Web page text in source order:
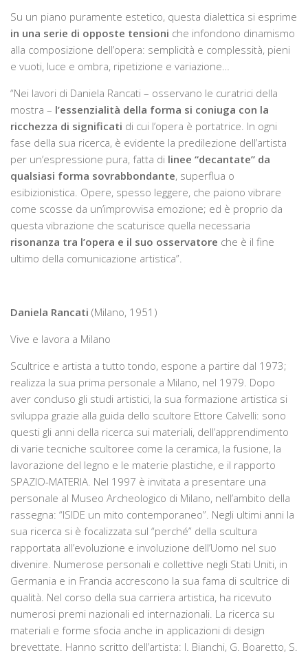
Su un piano puramente estetico, questa dialettica si esprime
in una serie di opposte tensioni che infondono dinamismo
alla composizione dell’opera: semplicità e complessità, pieni
e vuoti, luce e ombra, ripetizione e variazione…
“Nei lavori di Daniela Rancati – osservano le curatrici della
mostra – l’essenzialità della forma si coniuga con la
ricchezza di significati di cui l’opera è portatrice. In ogni
fase della sua ricerca, è evidente la predilezione dell’artista
per un’espressione pura, fatta di linee “decantate” da
qualsiasi forma sovrabbondante, superflua o
esibizionistica. Opere, spesso leggere, che paiono vibrare
come scosse da un’improvvisa emozione; ed è proprio da
questa vibrazione che scaturisce quella necessaria
risonanza tra l’opera e il suo osservatore che è il fine
ultimo della comunicazione artistica”.
Daniela Rancati (Milano, 1951)
Vive e lavora a Milano
Scultrice e artista a tutto tondo, espone a partire dal 1973;
realizza la sua prima personale a Milano, nel 1979. Dopo
aver concluso gli studi artistici, la sua formazione artistica si
sviluppa grazie alla guida dello scultore Ettore Calvelli: sono
questi gli anni della ricerca sui materiali, dell’apprendimento
di varie tecniche scultoree come la ceramica, la fusione, la
lavorazione del legno e le materie plastiche, e il rapporto
SPAZIO-MATERIA. Nel 1997 è invitata a presentare una
personale al Museo Archeologico di Milano, nell’ambito della
rassegna: “ISIDE un mito contemporaneo”. Negli ultimi anni la
sua ricerca si è focalizzata sul “perché” della scultura
rapportata all’evoluzione e involuzione dell’Uomo nel suo
divenire. Numerose personali e collettive negli Stati Uniti, in
Germania e in Francia accrescono la sua fama di scultrice di
qualità. Nel corso della sua carriera artistica, ha ricevuto
numerosi premi nazionali ed internazionali. La ricerca su
materiali e forme sfocia anche in applicazioni di design
brevettate. Hanno scritto dell’artista: I. Bianchi, G. Boaretto, S.